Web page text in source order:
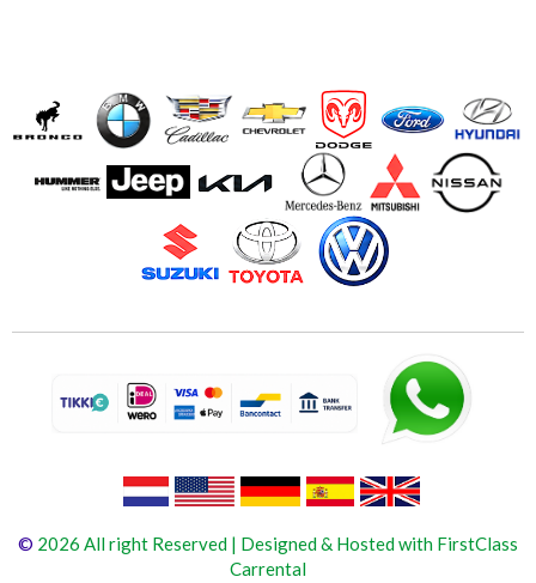
© 2026 All right Reserved | Designed & Hosted with FirstClass
Carrental